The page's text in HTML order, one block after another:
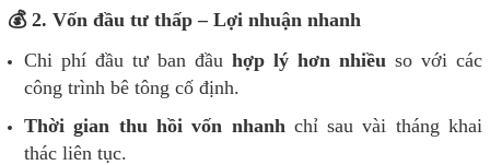
💰 2. Vốn đầu tư thấp – Lợi nhuận nhanh
Chi phí đầu tư ban đầu hợp lý hơn nhiều so với các
công trình bê tông cố định.
Thời gian thu hồi vốn nhanh chỉ sau vài tháng khai
thác liên tục.